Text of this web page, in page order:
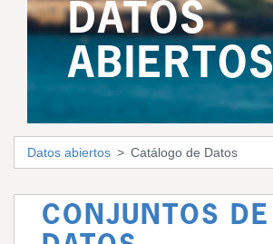
DATOS
ABIERTOS
Datos abiertos Catálogo de Datos
CONJUNTOS DE